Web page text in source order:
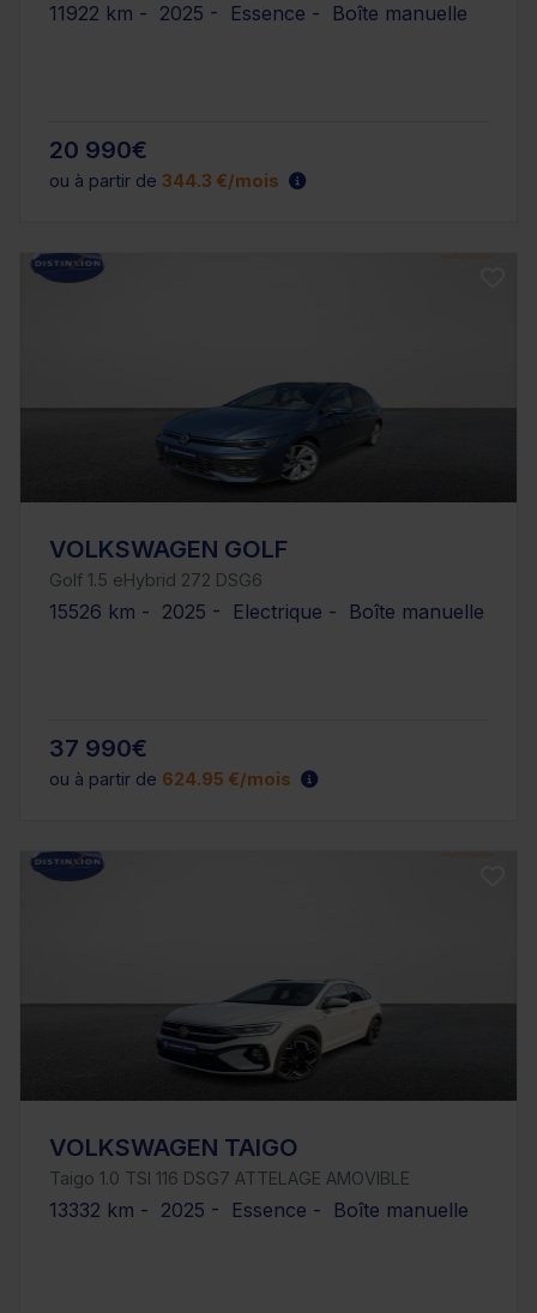
11922 km - 2025 - Essence - Boîte manuelle
20 990€
ou à partir de 344.3 €/mois
VOLKSWAGEN GOLF
Golf 1.5 eHybrid 272 DSG6
15526 km - 2025 - Electrique - Boîte manuelle
37 990€
ou à partir de 624.95 €/mois
VOLKSWAGEN TAIGO
Taigo 1.0 TSI 116 DSG7 ATTELAGE AMOVIBLE
13332 km - 2025 - Essence - Boîte manuelle